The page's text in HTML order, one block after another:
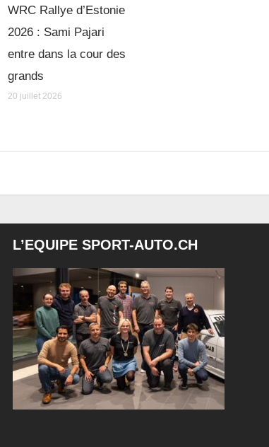
WRC Rallye d’Estonie
2026 : Sami Pajari
entre dans la cour des
grands
20 juillet 2026
L’EQUIPE SPORT-AUTO.CH